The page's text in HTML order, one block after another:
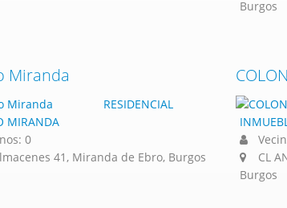
Burgos
Miranda
RESIDENCIAL
MIRANDA
0
41, Miranda de Ebro, Burgos
CL
Burgos